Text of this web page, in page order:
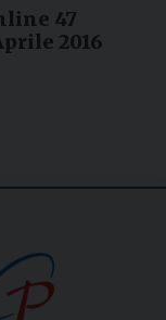
47
2016